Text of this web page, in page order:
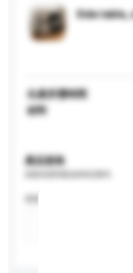
Side
生產所需時間
材料
產品規格